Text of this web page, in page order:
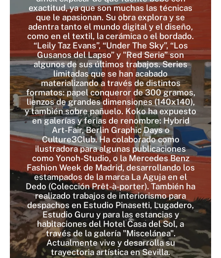
exactitud, ya que son muchas las técnicas
que le apasionan. Su obra explora y se
adentra tanto el mundo digital y el diseño,
como en el textil, la cerámica o el bordado.
“Leily Taz Evans”, “Under The Sky”, “Los
Gusanos del Lapso” y "Red Serie” son
algunos de sus últimos trabajos. Series
limitadas que se han acabado
materializando a través de distintos
formatos: papel conqueror de 300 gramos,
lienzos de grandes dimensiones (140x140),
y también sobre pañuelo. Koko ha expuesto
en galerías y ferias de renombre: Hybrid
Art-Fair, Berlin Graphic Days o
Culture3Club. Ha colaborado como
ilustradora para algunas publicaciones
como Yonoh-Studio, o la Mercedes Benz
Fashion Week de Madrid, desarrollando los
estampados de la marca La Aguja en el
Dedo (Colección Prêt-à-porter). También ha
realizado trabajos de interiorismo para
despachos en Estudio Pinasetti, Lugadero,
Estudio Guru y para las estancias y
habitaciones del Hotel Casa del Sol, a
través de la galería "Miscelánea".
Actualmente vive y desarrolla su
trayectoria artística en Sevilla.